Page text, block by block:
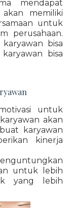
mendapat
memiliki
untuk
perusahaan.
bisa
bisa
untuk
akan
karyawan
kinerja
untuk lebih
yang lebih